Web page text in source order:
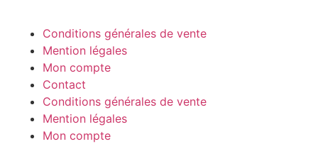
Conditions générales de vente
Mention légales
Mon compte
Contact
Conditions générales de vente
Mention légales
Mon compte